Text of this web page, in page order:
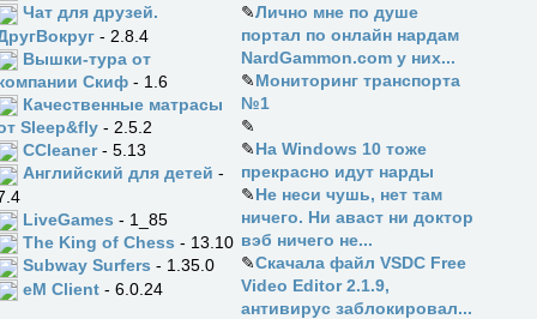
Чат для друзей.
- 2.8.4
Вышки-тура от
Скиф - 1.6
Качественные матрасы
Sleep&fly - 2.5.2
CCleaner- 5.13
Английский для детей -
LiveGames - 1_85
The King of Chess - 13.10
Subway Surfers - 1.35.0
eM Client - 6.0.24
✎Лично мне по душе
портал по онлайн нардам
NardGammon.com у них...
✎Мониторинг транспорта
№1
✎
✎На Windows 10 тоже
прекрасно идут нарды
✎Не неси чушь, нет там
ничего. Ни аваст ни доктор
вэб ничего не...
✎Скачала файл VSDC Free
Video Editor 2.1.9,
антивирус заблокировал...